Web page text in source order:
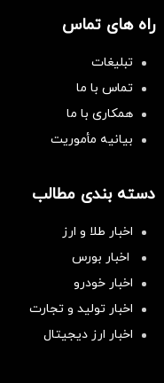
راه های تماس
تبلیغات
تماس با ما
همکاری با ما
بیانیه مأموریت
دسته بندی مطالب
اخبار طلا و ارز
اخبار بورس
اخبار خودرو
اخبار تولید و تجارت
اخبار ارز دیجیتال